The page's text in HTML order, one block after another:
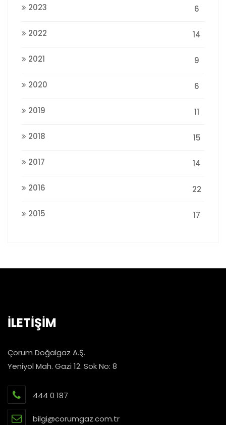
2023 6
2022 14
2021 9
2020 6
2019 11
2018 15
2017 14
2016 22
2015 17
İLETİŞİM
Çorum Doğalgaz A.Ş.
Yeniyol Mah. Gazi 12. Sok No: 8
444 0 187
bilgi@corumgaz.com.tr